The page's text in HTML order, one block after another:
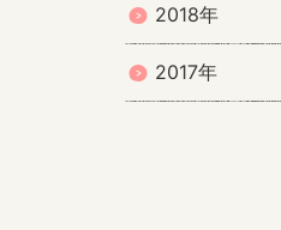
2018年
2017年